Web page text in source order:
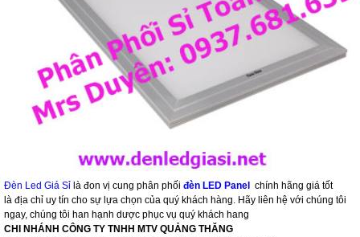
Đèn Led Giá Sỉ là đon vị cung phân phối đèn LED Panel
chính hãng giá tốt
là địa chỉ uy tín cho sự lựa chọn của quý khách hàng. Hãy liên hệ với chúng tôi
ngay, chúng tôi han hạnh dược phục vụ quý khách hang
CHI NHÁNH CÔNG TY TNHH MTV QUẢNG THĂNG